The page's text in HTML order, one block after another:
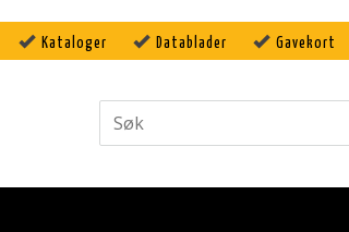
Kataloger Datablader Gavekort